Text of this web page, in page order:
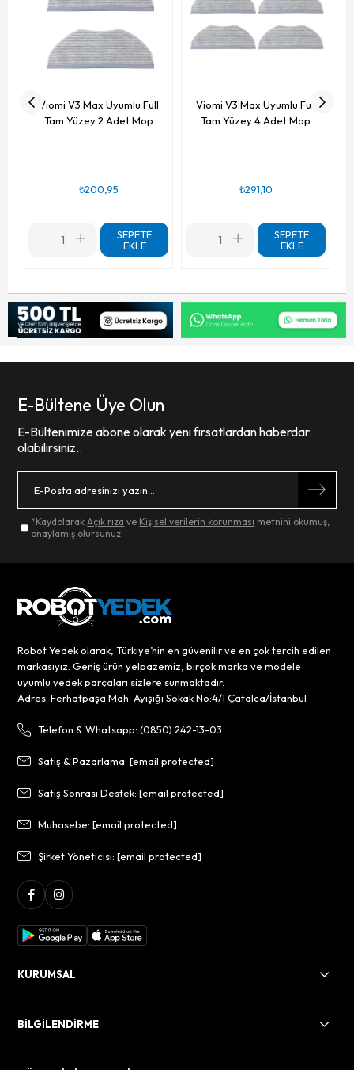
Viomi V3 Max Uyumlu Full
Tam Yüzey 2 Adet Mop
₺200,95
SEPETE
EKLE
Viomi V3 Max Uyumlu Full
Tam Yüzey 4 Adet Mop
₺291,10
SEPETE
EKLE
E-Bültene Üye Olun
E-Bültenimize abone olarak yeni fırsatlardan haberdar
olabilirsiniz..
*KaydolarakAçık rıza ve Kişisel verilerin korunması metnini okumuş,
onaylamış olursunuz.
Robot Yedek olarak, Türkiye’nin en güvenilir ve en çok tercih edilen
markasıyız. Geniş ürün yelpazemiz, birçok marka ve modele
uyumlu yedek parçaları sizlere sunmaktadır.
Adres: Ferhatpaşa Mah. Ayışığı Sokak No:4/1 Çatalca/İstanbul
Telefon & Whatsapp: (0850) 242-13-03
Satış & Pazarlama:[email protected]
Satış Sonrası Destek:[email protected]
Muhasebe:[email protected]
Şirket Yöneticisi:[email protected]
KURUMSAL
BİLGİLENDİRME